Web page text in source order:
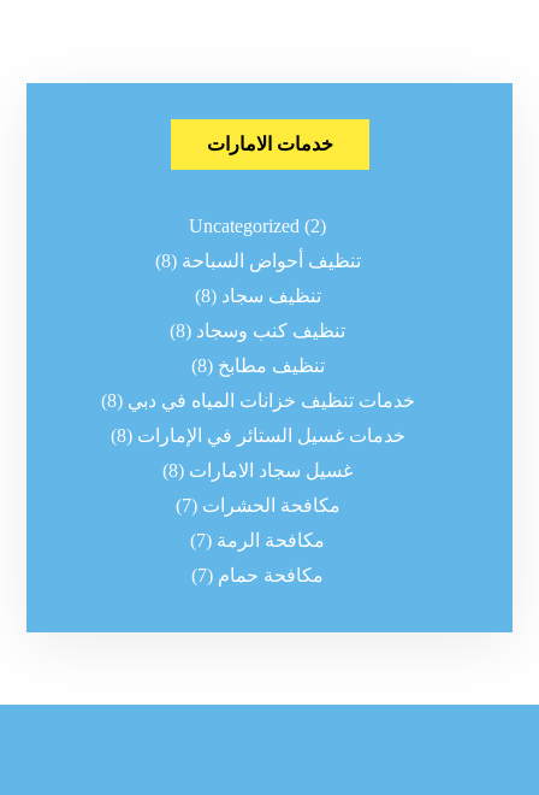
خدمات الامارات
Uncategorized (2)
تنظيف أحواض السباحة (8)
تنظيف سجاد (8)
تنظيف كنب وسجاد (8)
تنظيف مطابخ (8)
خدمات تنظيف خزانات المياه في دبي (8)
خدمات غسيل الستائر في الإمارات (8)
غسيل سجاد الامارات (8)
مكافحة الحشرات (7)
مكافحة الرمة (7)
مكافحة حمام (7)